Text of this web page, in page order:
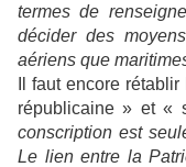
termes de
décider des
aériens que
Il faut encore
républicaine » et «
conscription est
Le lien entre la